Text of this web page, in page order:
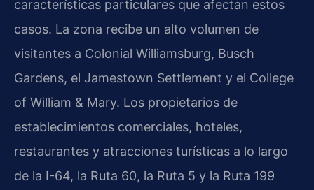
características particulares que afectan estos
casos. La zona recibe un alto volumen de
visitantes a Colonial Williamsburg, Busch
Gardens, el Jamestown Settlement y el College
of William & Mary. Los propietarios de
establecimientos comerciales, hoteles,
restaurantes y atracciones turísticas a lo largo
de la I-64, la Ruta 60, la Ruta 5 y la Ruta 199